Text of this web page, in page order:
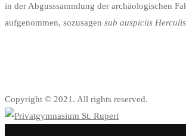
in der Abgusssammlung der archäologischen
aufgenommen, sozusagen sub auspiciis Herculis
Copyright © 2021. All rights reserved.